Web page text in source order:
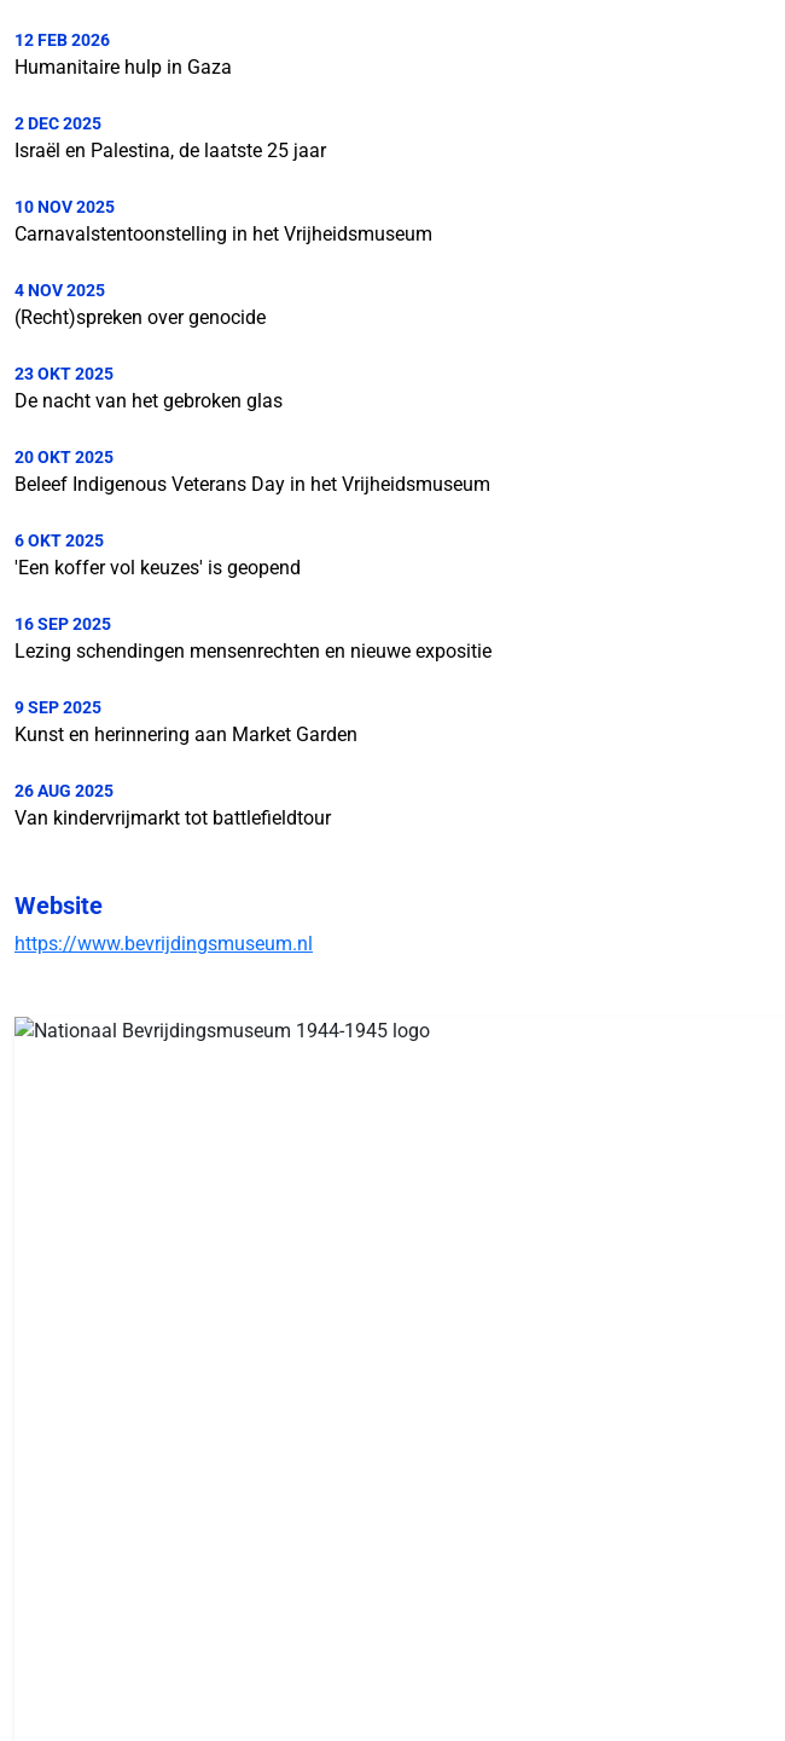
12 FEB 2026
Humanitaire hulp in Gaza
2 DEC 2025
Israël en Palestina, de laatste 25 jaar
10 NOV 2025
Carnavalstentoonstelling in het Vrijheidsmuseum
4 NOV 2025
(Recht)spreken over genocide
23 OKT 2025
De nacht van het gebroken glas
20 OKT 2025
Beleef Indigenous Veterans Day in het Vrijheidsmuseum
6 OKT 2025
'Een koffer vol keuzes' is geopend
16 SEP 2025
Lezing schendingen mensenrechten en nieuwe expositie
9 SEP 2025
Kunst en herinnering aan Market Garden
26 AUG 2025
Van kindervrijmarkt tot battlefieldtour
Website
https://www.bevrijdingsmuseum.nl